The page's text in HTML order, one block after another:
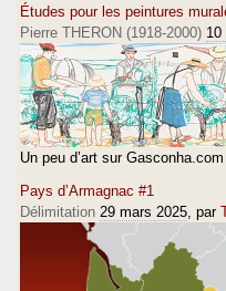
Études pour les peintures
Pierre THERON (1918-2000) 10
Un peu d’art sur
Pays d’Armagnac #1
Délimitation 29 mars 2025 , par